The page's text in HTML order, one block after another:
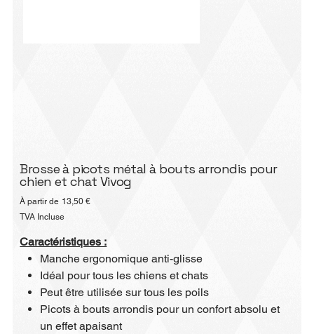
Brosse à picots métal à bouts arrondis pour
chien et chat Vivog
À partir de Prix
13,50 €
TVA Incluse
Caractéristiques :
Manche ergonomique anti-glisse
Idéal pour tous les chiens et chats
Peut être utilisée sur tous les poils
Picots à bouts arrondis pour un confort absolu et
un effet apaisant